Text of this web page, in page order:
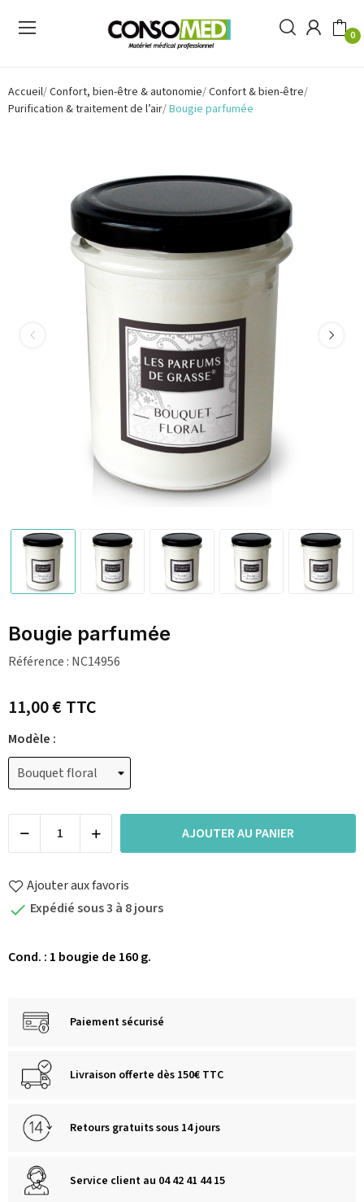
0
Accueil Confort, bien-être & autonomie Confort & bien-être
Purification & traitement de l’air Bougie parfumée
Bougie parfumée
Référence : NC14956
11,00 €TTC
Modèle :
AJOUTER AU PANIER
Ajouter aux favoris
 Expédié sous 3 à 8 jours
Cond. : 1 bougie de 160 g.
Paiement sécurisé
Livraison offerte dès 150€ TTC
Retours gratuits sous 14 jours
Service client au 04 42 41 44 15